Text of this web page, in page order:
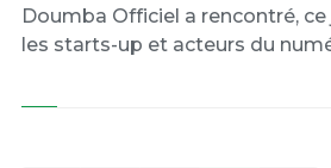
Doumba Officiel a rencontré, ce
les starts-up et acteurs du